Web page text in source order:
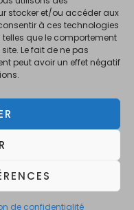
stocker et/ou accéder aux
à ces technologies
que le comportement
Le fait de ne pas
peut avoir un effet négatif
de confidentialité
déconseillée aux femme
mineurs de moins de 18 ans.
avoir 18 ans révolus.